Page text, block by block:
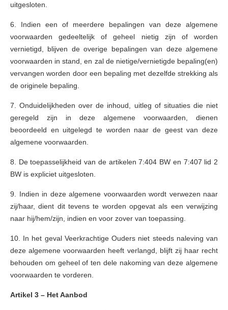
uitgesloten.
6. Indien een of meerdere bepalingen van deze algemene
voorwaarden gedeeltelijk of geheel nietig zijn of worden
vernietigd, blijven de overige bepalingen van deze algemene
voorwaarden in stand, en zal de nietige/vernietigde bepaling(en)
vervangen worden door een bepaling met dezelfde strekking als
de originele bepaling.
7. Onduidelijkheden over de inhoud, uitleg of situaties die niet
geregeld zijn in deze algemene voorwaarden, dienen
beoordeeld en uitgelegd te worden naar de geest van deze
algemene voorwaarden.
8. De toepasselijkheid van de artikelen 7:404 BW en 7:407 lid 2
BW is expliciet uitgesloten.
9. Indien in deze algemene voorwaarden wordt verwezen naar
zij/haar, dient dit tevens te worden opgevat als een verwijzing
naar hij/hem/zijn, indien en voor zover van toepassing.
10. In het geval Veerkrachtige Ouders niet steeds naleving van
deze algemene voorwaarden heeft verlangd, blijft zij haar recht
behouden om geheel of ten dele nakoming van deze algemene
voorwaarden te vorderen.
Artikel 3 – Het Aanbod